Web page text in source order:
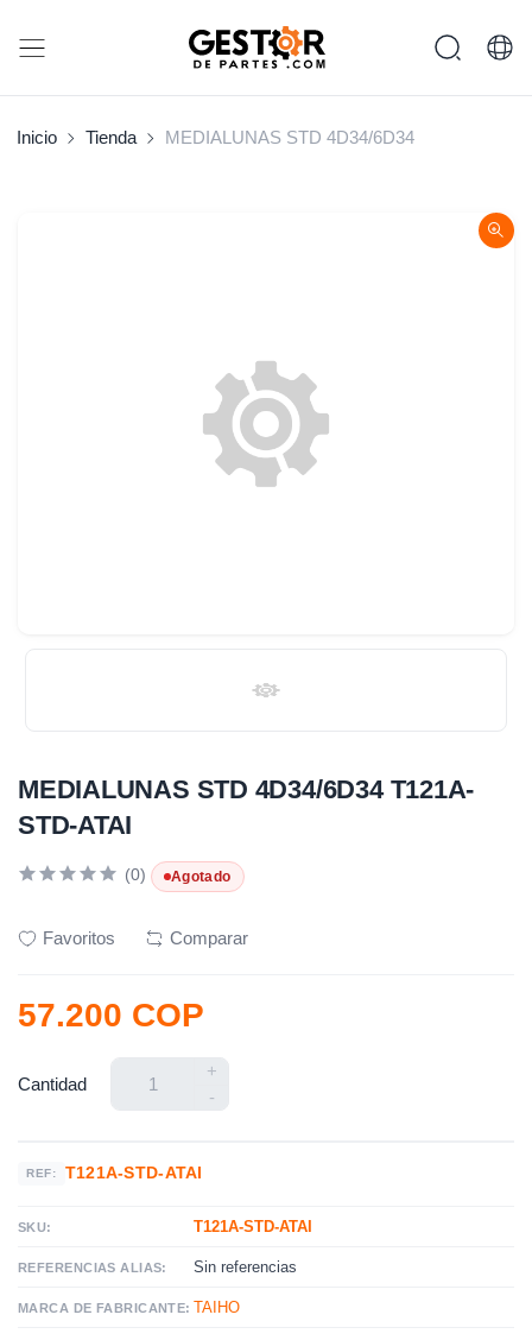
Inicio Tienda MEDIALUNAS STD 4D34/6D34
MEDIALUNAS STD 4D34/6D34 T121A-
STD-ATAI
(0) Agotado
Favoritos Comparar
57.200 COP
Cantidad
+
-
REF: T121A-STD-ATAI
SKU: T121A-STD-ATAI
REFERENCIAS ALIAS: Sin referencias
MARCA DE FABRICANTE: TAIHO